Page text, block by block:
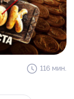
116 мин.